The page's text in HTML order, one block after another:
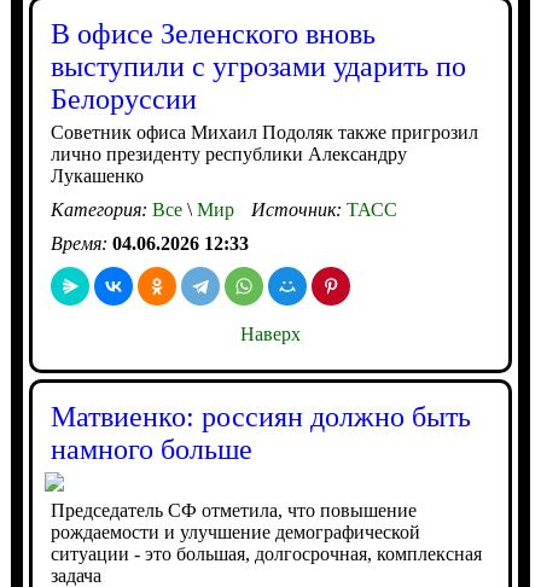
В офисе Зеленского вновь
выступили с угрозами ударить по
Белоруссии
Советник офиса Михаил Подоляк также пригрозил
лично президенту республики Александру
Лукашенко
Категория: Все\Мир Источник: ТАСС
Время: 04.06.2026 12:33
Наверх
Матвиенко: россиян должно быть
намного больше
Председатель СФ отметила, что повышение
рождаемости и улучшение демографической
ситуации - это большая, долгосрочная, комплексная
задача